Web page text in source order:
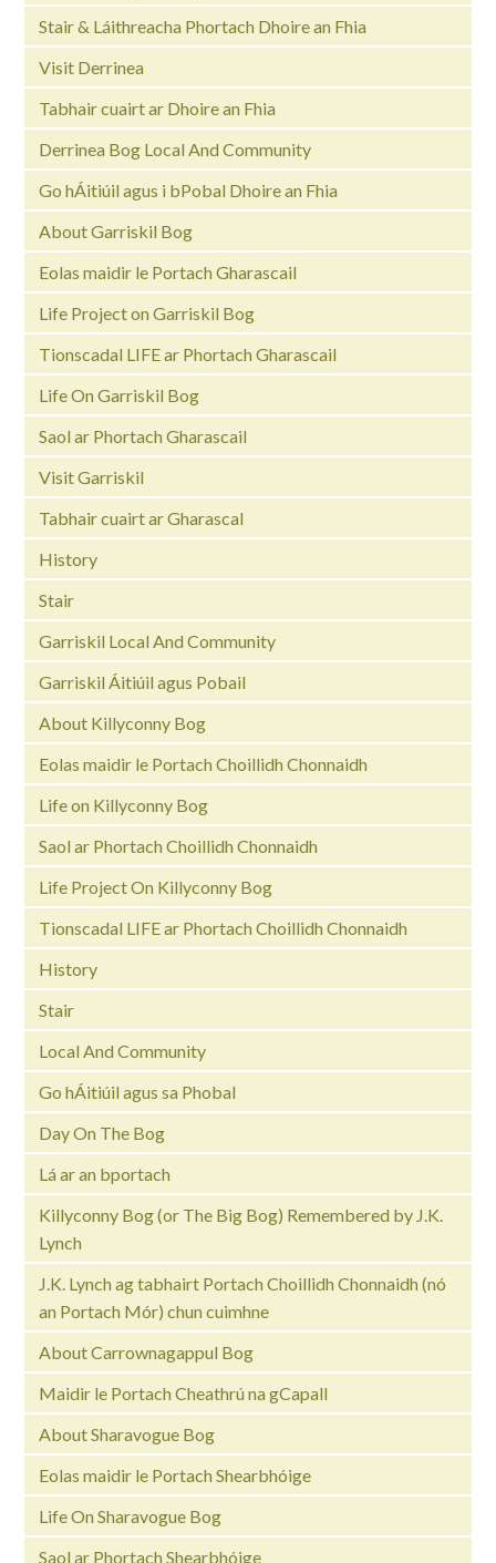
Stair & Láithreacha Phortach Dhoire an Fhia
Visit Derrinea
Tabhair cuairt ar Dhoire an Fhia
Derrinea Bog Local And Community
Go hÁitiúil agus i bPobal Dhoire an Fhia
About Garriskil Bog
Eolas maidir le Portach Gharascail
Life Project on Garriskil Bog
Tionscadal LIFE ar Phortach Gharascail
Life On Garriskil Bog
Saol ar Phortach Gharascail
Visit Garriskil
Tabhair cuairt ar Gharascal
History
Stair
Garriskil Local And Community
Garriskil Áitiúil agus Pobail
About Killyconny Bog
Eolas maidir le Portach Choillidh Chonnaidh
Life on Killyconny Bog
Saol ar Phortach Choillidh Chonnaidh
Life Project On Killyconny Bog
Tionscadal LIFE ar Phortach Choillidh Chonnaidh
History
Stair
Local And Community
Go hÁitiúil agus sa Phobal
Day On The Bog
Lá ar an bportach
Killyconny Bog (or The Big Bog) Remembered by J.K.
Lynch
J.K. Lynch ag tabhairt Portach Choillidh Chonnaidh (nó
an Portach Mór) chun cuimhne
About Carrownagappul Bog
Maidir le Portach Cheathrú na gCapall
About Sharavogue Bog
Eolas maidir le Portach Shearbhóige
Life On Sharavogue Bog
Saol ar Phortach Shearbhóige